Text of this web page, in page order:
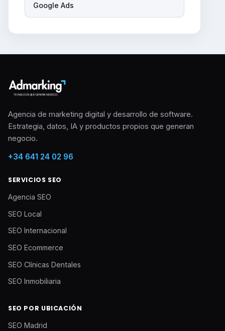
Google Ads
Agencia de marketing digital y desarrollo de software.
Estrategia, datos, IA y productos propios que generan
negocio.
+34 641 24 02 96
SERVICIOS SEO
Agencia SEO
SEO Local
SEO Internacional
SEO Ecommerce
SEO Clínicas Dentales
SEO Inmobiliaria
SEO POR UBICACIÓN
SEO Madrid